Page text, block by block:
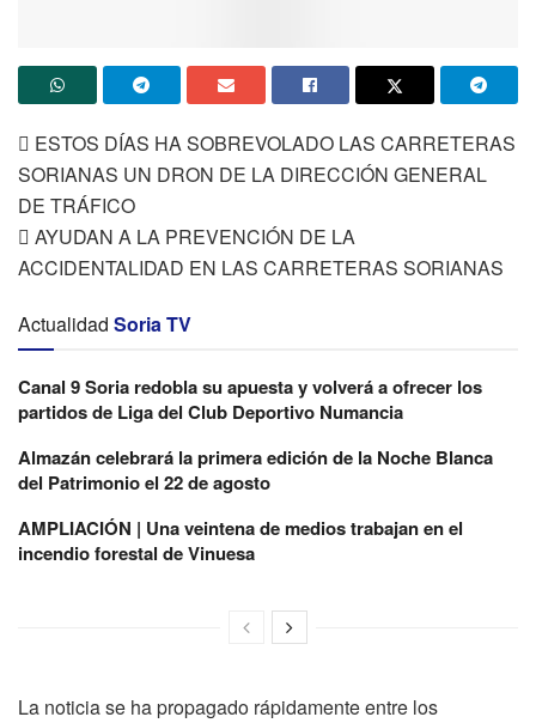
 ESTOS DÍAS HA SOBREVOLADO LAS CARRETERAS
SORIANAS UN DRON DE LA DIRECCIÓN GENERAL
DE TRÁFICO
 AYUDAN A LA PREVENCIÓN DE LA
ACCIDENTALIDAD EN LAS CARRETERAS SORIANAS
Actualidad Soria TV
Canal 9 Soria redobla su apuesta y volverá a ofrecer los
partidos de Liga del Club Deportivo Numancia
Almazán celebrará la primera edición de la Noche Blanca
del Patrimonio el 22 de agosto
AMPLIACIÓN | Una veintena de medios trabajan en el
incendio forestal de Vinuesa
La noticia se ha propagado rápidamente entre los